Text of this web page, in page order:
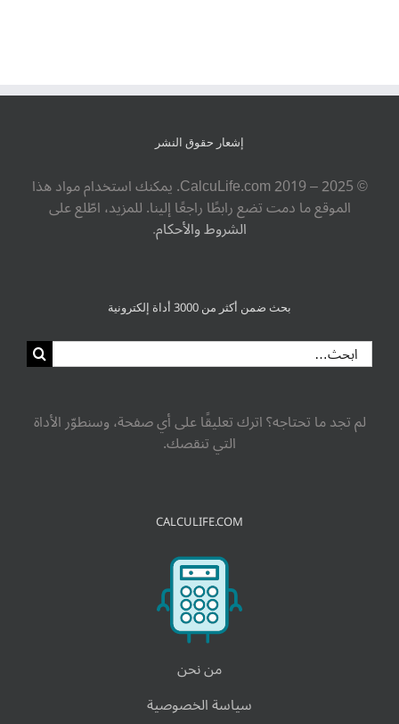
إشعار حقوق النشر
© ‎CalcuLife.com‎ 2019 – 2025. يمكنك استخدام مواد هذا
الموقع ما دمت تضع رابطًا راجعًا إلينا. للمزيد، اطّلع على
الشروط والأحكام.
بحث ضمن أكثر من 3000 أداة إلكترونية
لم تجد ما تحتاجه؟ اترك تعليقًا على أي صفحة، وسنطوّر الأداة
التي تنقصك.
CALCULIFE.COM
من نحن
سياسة الخصوصية